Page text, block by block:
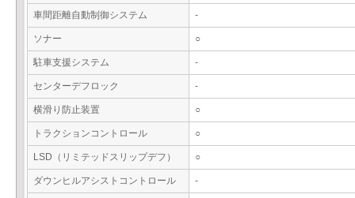
車間距離自動制御システム -
ソナー ○
駐車支援システム -
センターデフロック -
横滑り防止装置 ○
トラクションコントロール ○
LSD（リミテッドスリップデフ） ○
ダウンヒルアシストコントロール -